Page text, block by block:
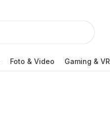
Foto & Video Gaming & VR